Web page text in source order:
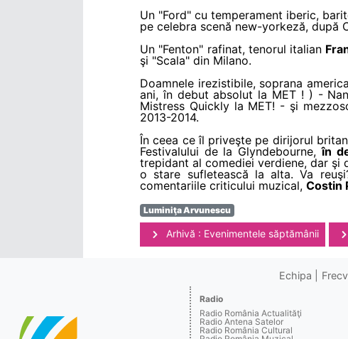
Un "Ford" cu temperament iberic,
pe celebra scenă new-yorkeză, după
Un "Fenton" rafinat, tenorul italian
şi "Scala" din Milano.
Doamnele irezistibile, soprana
ani, în debut absolut la MET ! ) -
Mistress Quickly la MET! - şi
2013-2014.
În ceea ce îl priveşte pe dirijorul
Festivalului de la Glyndebourne,în
trepidant al comediei verdiene, dar şi
o stare sufletească la alta. Va
comentariile criticului muzical, Costin
Luminiţa Arvunescu
Arhivă : Evenimentele săptămânii
Echipa
Radio
Radio România Actualităţi
Radio Antena Satelor
Radio România Cultural